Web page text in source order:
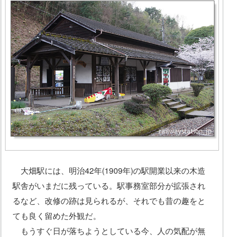
大畑駅には、明治42年(1909年)の駅開業以来の木造
駅舎がいまだに残っている。駅事務室部分が拡張され
るなど、改修の跡は見られるが、それでも昔の趣をと
ても良く留めた外観だ。
もうすぐ日が落ちようとしている今、人の気配が無